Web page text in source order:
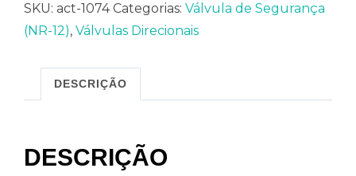
SKU: act-1074 Categorias: Válvula de Segurança
(NR-12), Válvulas Direcionais
DESCRIÇÃO
DESCRIÇÃO